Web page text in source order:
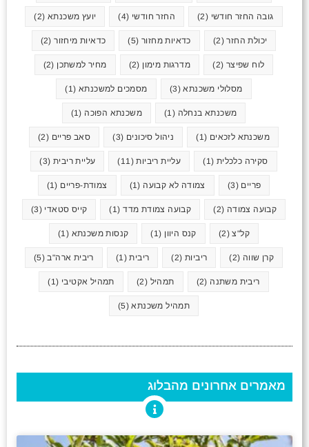
גובה החזר חודשי (2) החזר חודשי (4) יועץ משכנתא (2)
יכולת החזר(2) כדאיות מחזור (5) כדאיות מיחזור(2)
לוח שפיצר (2) מדרגות מימון (2) מחיר למשתכן (2)
מסלולי משכנתא(3) מסמכים למשכנתא(1)
משכנתא בנחלה (1) משכנתא הפוכה (1)
משכנתא לזכאים (1) ניהול סיכונים (3) סאב פריים (2)
סקירה כלכלית (1) עליית ריביות(11) עליית ריבית (3)
פריים (3) צמודה לא קבועה (1) צמודת-פריים (1)
קבועה צמודה (2) קבועה צמודת מדד(1) קייס סטאדי (3)
קל"צ(2) קנס היוון (1) קנסות משכנתא (1)
קרן שווה (2) ריביות(2) ריבית(1) ריבית ארה"ב(5)
ריבית משתנה (2) תמהיל (2) תמהיל אקטיבי (1)
תמהיל משכנתא(5)
מאמרים אחרונים מהבלוג